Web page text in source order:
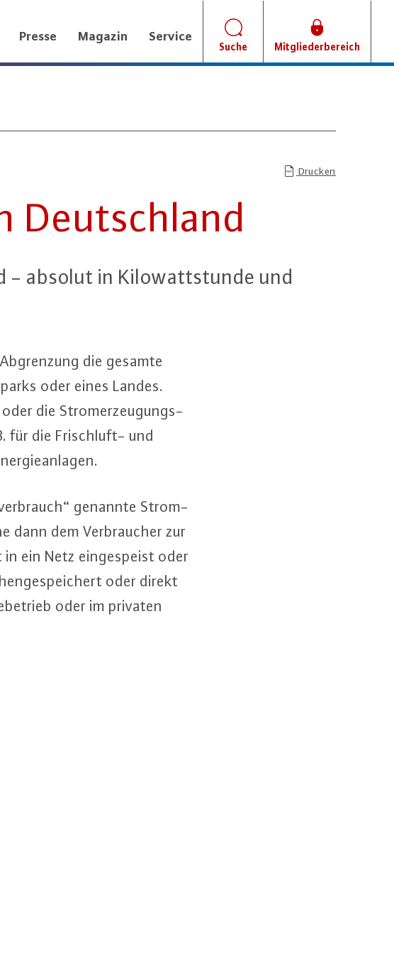
Presse Magazin Service
Suche Mitgliederbereich
Drucken
Deutsch­land
- absolut in Ki­lo­watt­stun­de und
die gesamte
oder eines Landes.
die Strom­er­zeu­gungs­
für die Frisch­luft- und
genannte Strom­
dann dem Ver­brau­cher zur
ein Netz ein­ge­speist oder
oder direkt
oder im privaten